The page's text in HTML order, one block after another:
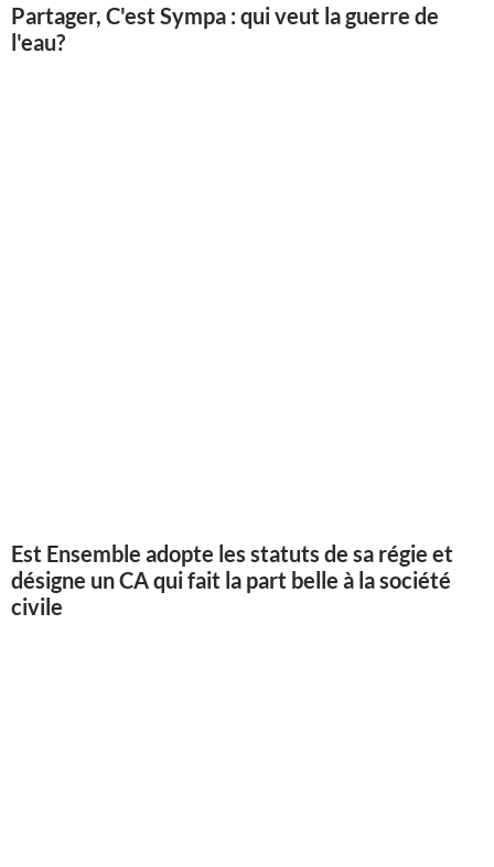
Partager, C'est Sympa : qui veut la guerre de
l'eau?
Est Ensemble adopte les statuts de sa régie et
désigne un CA qui fait la part belle à la société
civile